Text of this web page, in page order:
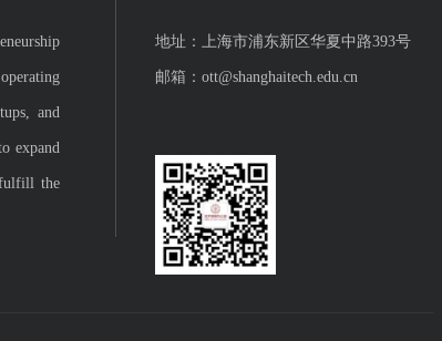
and
expand
fulfill the
地址：上海市浦东新区华夏中路393号
邮箱：ott@shanghaitech.edu.cn